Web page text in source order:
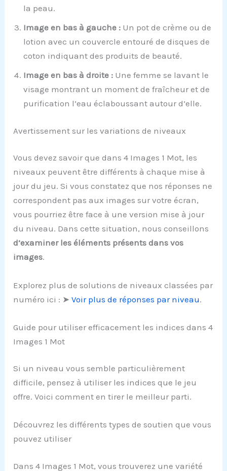
la peau.
Image en bas à gauche : Un pot de crème ou de
lotion avec un couvercle entouré de disques de
coton indiquant des produits de beauté.
Image en bas à droite : Une femme se lavant le
visage montrant un moment de fraîcheur et de
purification l’eau éclaboussant autour d’elle.
Avertissement sur les variations de niveaux
Vous devez savoir que dans 4 Images 1 Mot, les
niveaux peuvent être différents à chaque mise à
jour du jeu. Si vous constatez que nos réponses ne
correspondent pas aux images sur votre écran,
vous pourriez être face à une version mise à jour
du niveau. Dans cette situation, nous conseillons
d’examiner les éléments présents dans vos
images.
Explorez plus de solutions de niveaux classées par
numéro ici : ➤Voir plus de réponses par niveau.
Guide pour utiliser efficacement les indices dans 4
Images 1 Mot
Si un niveau vous semble particulièrement
difficile, pensez à utiliser les indices que le jeu
offre. Voici comment en tirer le meilleur parti.
Découvrez les différents types de soutien que vous
pouvez utiliser
Dans 4 Images 1 Mot, vous trouverez une variété